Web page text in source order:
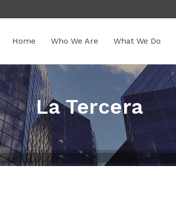
Home Who We Are What We Do
La Tercera